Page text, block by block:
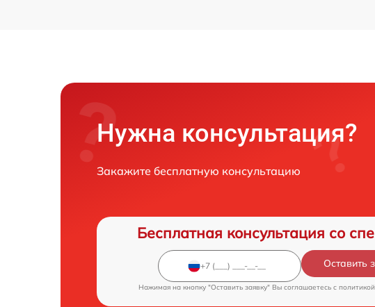
Нужна консультация?
Закажите бесплатную консультацию
Бесплатная консультация со
Оставить
Нажимая на кнопку "Оставить заявку" Вы соглашаетесь c